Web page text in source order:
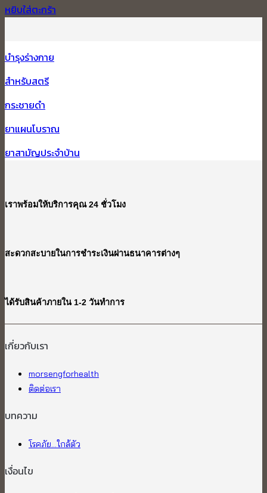
หยิบใส่ตะกร้า
บำรุงร่างกาย
สำหรับสตรี
กระชายดำ
ยาแผนโบราณ
ยาสามัญประจำบ้าน
เราพร้อมให้บริการคุณ 24 ชั่วโมง
สะดวกสะบายในการชำระเงินผ่านธนาคารต่างๆ
ได้รับสินค้าภายใน 1-2 วันทำการ
เกี่ยวกับเรา​
morsengforhealth
ติดต่อเรา
บทความ
โรคภัย...ใกล้ตัว
เงื่อนไข